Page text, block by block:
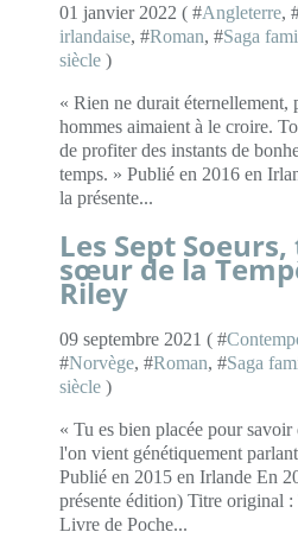
01 janvier 2022 ( #Angleterre,
irlandaise, #Roman, #Saga
siècle )
« Rien ne durait éternellement,
hommes aimaient à le croire.
de profiter des instants de
temps. » Publié en 2016 en
la présente...
Les Sept
sœur de la
Riley
09 septembre 2021 ( #
#Norvège, #Roman, #Saga
siècle )
« Tu es bien placée pour
l'on vient génétiquement
Publié en 2015 en Irlande En
présente édition) Titre original
Livre de Poche...